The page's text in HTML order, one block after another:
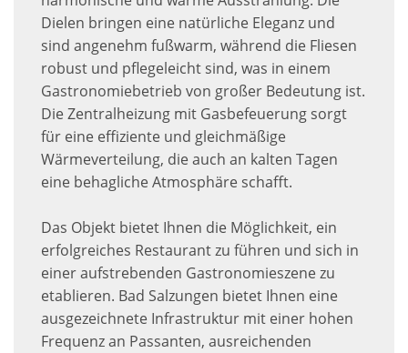
Dielen bringen eine natürliche Eleganz und
sind angenehm fußwarm, während die Fliesen
robust und pflegeleicht sind, was in einem
Gastronomiebetrieb von großer Bedeutung ist.
Die Zentralheizung mit Gasbefeuerung sorgt
für eine effiziente und gleichmäßige
Wärmeverteilung, die auch an kalten Tagen
eine behagliche Atmosphäre schafft.
Das Objekt bietet Ihnen die Möglichkeit, ein
erfolgreiches Restaurant zu führen und sich in
einer aufstrebenden Gastronomieszene zu
etablieren. Bad Salzungen bietet Ihnen eine
ausgezeichnete Infrastruktur mit einer hohen
Frequenz an Passanten, ausreichenden